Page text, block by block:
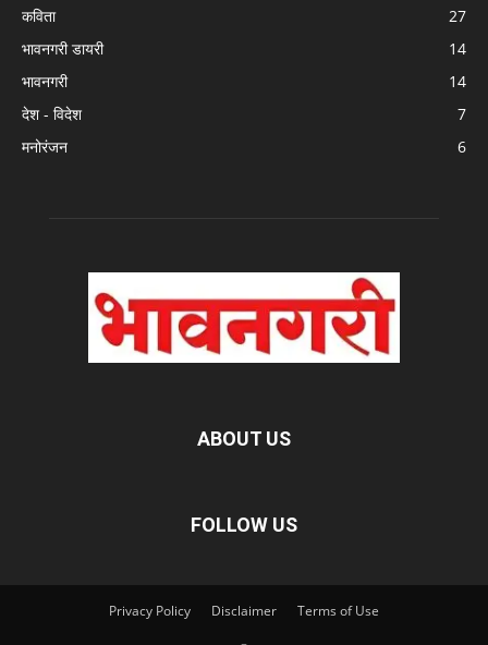
कविता
27
भावनगरी डायरी
14
भावनगरी
14
देश - विदेश
7
मनोरंजन
6
ABOUT US
FOLLOW US
Privacy Policy Disclaimer Terms of Use